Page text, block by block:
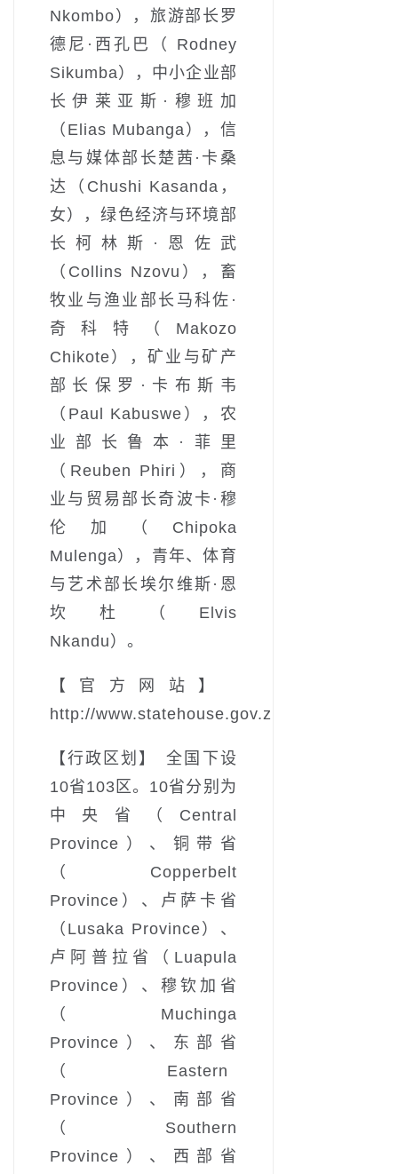
Nkombo），旅游部长罗
德尼·西孔巴（ Rodney
Sikumba），中小企业部
长伊莱亚斯·穆班加
（Elias Mubanga），信
息与媒体部长楚茜·卡桑
达（Chushi Kasanda，
女），绿色经济与环境部
长柯林斯·恩佐武
（Collins Nzovu），畜
牧业与渔业部长马科佐·
奇科特（Makozo
Chikote），矿业与矿产
部长保罗·卡布斯韦
（Paul Kabuswe），农
业部长鲁本·菲里
（Reuben Phiri），商
业与贸易部长奇波卡·穆
伦加（Chipoka
Mulenga），青年、体育
与艺术部长埃尔维斯·恩
坎杜（Elvis
Nkandu）。
【官方网站】
http://www.statehouse.gov.zm
【行政区划】 全国下设
10省103区。10省分别为
中央省（Central
Province）、铜带省
（Copperbelt
Province）、卢萨卡省
（Lusaka Province）、
卢阿普拉省（Luapula
Province）、穆钦加省
（Muchinga
Province）、东部省
（Eastern
Province）、南部省
（Southern
Province）、西部省